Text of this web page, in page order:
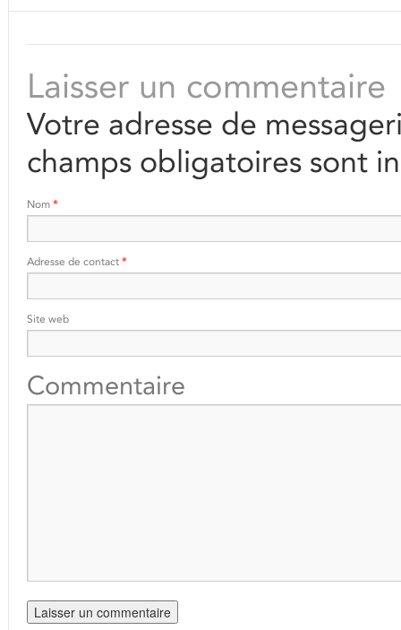
Laisser un commentaire
Votre adresse de
champs obligatoires sont
Nom *
Adresse de contact *
Site web
Commentaire